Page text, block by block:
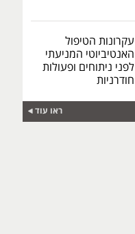
עקרונות הטיפול
האנטיביוטי המניעתי
לפני ניתוחים ופעולות
חודרניות
ראו עוד